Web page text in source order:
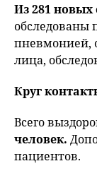
Из 281 новых
обследованы
пневмонией,
лица,
Круг
Всего
человек.
пациентов.